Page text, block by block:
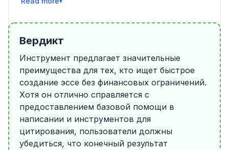
Читать далее
Вердикт
Инструмент предлагает значительные
преимущества для тех, кто ищет быстрое
создание эссе без финансовых ограничений.
Хотя он отлично справляется с
предоставлением базовой помощи в
написании и инструментов для
цитирования, пользователи должны
убедиться, что конечный результат